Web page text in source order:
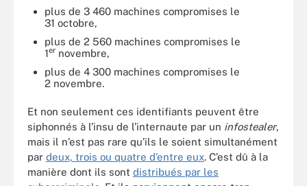
plus de 3 460 machines compromises le
31 octobre,
plus de 2 560 machines compromises le
1er novembre,
plus de 4 300 machines compromises le
2 novembre.
Et non seulement ces identifiants peuvent être
siphonnés à l’insu de l’internaute par un infostealer,
mais il n’est pas rare qu’ils le soient simultanément
par deux, trois ou quatre d’entre eux. C’est dû à la
manière dont ils sont distribués par les